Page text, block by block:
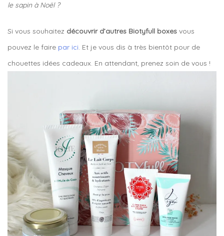
le sapin à Noël ?
Si vous souhaitez découvrir d’autres Biotyfull boxes vous
pouvez le faire par ici. Et je vous dis à très bientôt pour de
chouettes idées cadeaux. En attendant, prenez soin de vous !